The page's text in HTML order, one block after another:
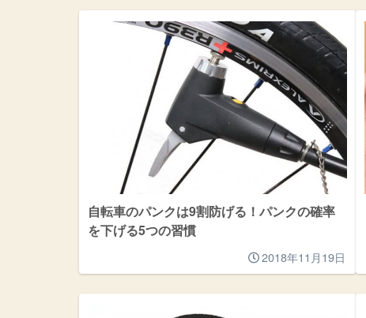
自転車のパンクは9割防げる！パンクの確率
を下げる5つの習慣
2018年11月19日